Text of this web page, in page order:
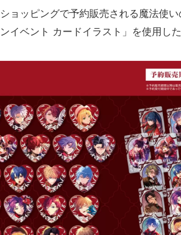
ョッピングで予約販売される魔法使
イベント カードイラスト」を使用した